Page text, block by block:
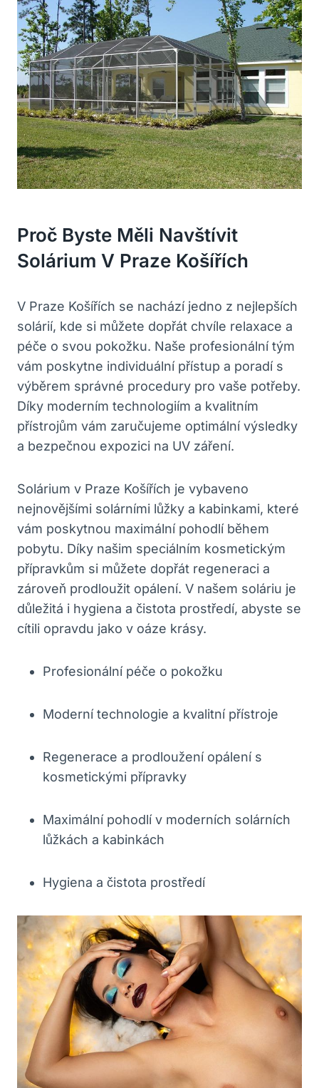
Proč Byste Měli ⁤navštívit
Solárium V Praze Košířích
V ​Praze ⁣Košířích se nachází jedno z nejlepších
solárií, kde si můžete dopřát chvíle relaxace a​
péče⁤ o⁣ svou pokožku. ​Naše profesionální tým
vám​ poskytne ​individuální přístup a poradí s
výběrem ⁢správné procedury pro vaše potřeby.⁢
Díky moderním technologiím a kvalitním ​
přístrojům vám zaručujeme optimální výsledky
‌a ⁣bezpečnou expozici ⁢na UV záření.
Solárium v Praze Košířích je vybaveno‌
nejnovějšími solárními lůžky a kabinkami, které
vám poskytnou maximální ⁤pohodlí během
⁢pobytu. Díky ⁢našim speciálním kosmetickým
přípravkům⁣ si můžete dopřát regeneraci a
zároveň prodloužit opálení. V našem⁣ soláriu je
důležitá ⁣i ‌hygiena a čistota prostředí, ⁢abyste se⁤
cítili opravdu jako v oáze krásy.
Profesionální péče o‌ pokožku
Moderní technologie a kvalitní přístroje
Regenerace a prodloužení opálení⁢ s
kosmetickými ⁤přípravky
Maximální pohodlí v‌ moderních solárních
lůžkách a kabinkách
Hygiena a čistota prostředí